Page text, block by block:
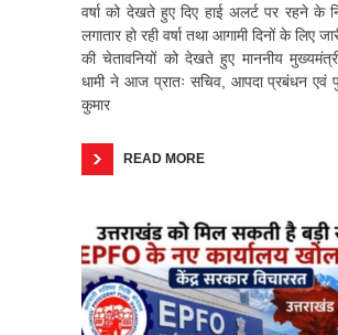
वर्षा को देखते हुए दिए हाई अलर्ट पर रहने के
लगातार हो रही वर्षा तथा आगामी दिनों के लिए
की चेतावनियों को देखते हुए माननीय
धामी ने आज प्रातः सचिव, आपदा प्रबंधन एवं
कुमार
READ MORE